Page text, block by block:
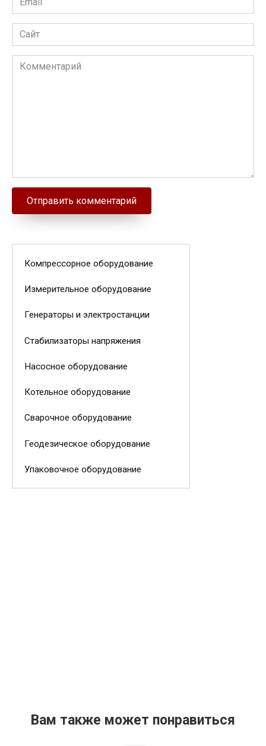
Сайт
Комментарий
Компрессорное оборудование
Измерительное оборудование
Генераторы и электростанции
Стабилизаторы напряжения
Насосное оборудование
Котельное оборудование
Сварочное оборудование
Геодезическое оборудование
Упаковочное оборудование
Вам также может понравиться